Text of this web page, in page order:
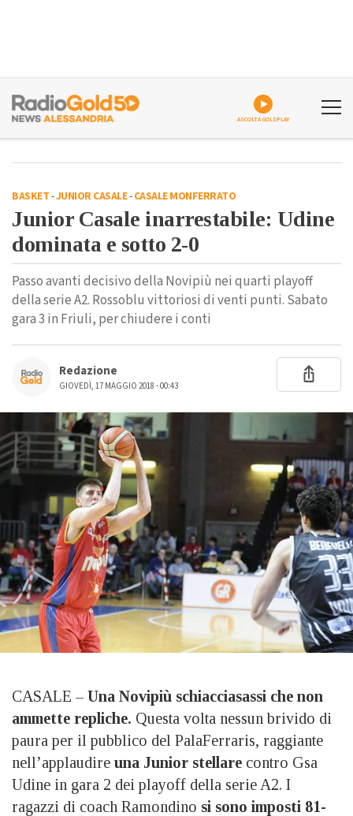
ASCOLTA GOLDPLAY
BASKET-JUNIOR CASALE-CASALE MONFERRATO
Junior Casale inarrestabile: Udine
dominata e sotto 2-0
Passo avanti decisivo della Novipiù nei quarti playoff
della serie A2. Rossoblu vittoriosi di venti punti. Sabato
gara 3 in Friuli, per chiudere i conti
Redazione
GIOVEDÌ, 17 MAGGIO 2018 - 00:43
CASALE – Una Novipiù schiacciasassi che non
ammette repliche. Questa volta nessun brivido di
paura per il pubblico del PalaFerraris, raggiante
nell’applaudire una Junior stellare contro Gsa
Udine in gara 2 dei playoff della serie A2. I
ragazzi di coach Ramondino si sono imposti 81-